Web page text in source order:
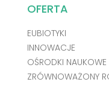
OFERTA
EUBIOTYKI
INNOWACJE
OŚRODKI NAUKOWE
ZRÓWNOWAŻONY